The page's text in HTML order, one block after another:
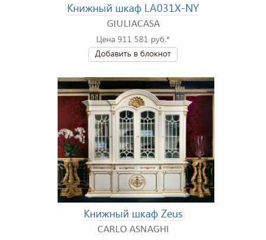
Книжный шкаф LA031X-NY
GIULIACASA
Цена 911 581 руб.*
Добавить в блокнот
Книжный шкаф Zeus
CARLO ASNAGHI